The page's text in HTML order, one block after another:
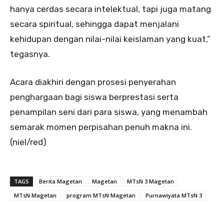
hanya cerdas secara intelektual, tapi juga matang
secara spiritual, sehingga dapat menjalani
kehidupan dengan nilai-nilai keislaman yang kuat,”
tegasnya.
Acara diakhiri dengan prosesi penyerahan
penghargaan bagi siswa berprestasi serta
penampilan seni dari para siswa, yang menambah
semarak momen perpisahan penuh makna ini.
(niel/red)
TAGS Berita Magetan Magetan
MTsN 3 Magetan
MTsN Magetan
program MTsN Magetan Purnawiyata MTsN 3